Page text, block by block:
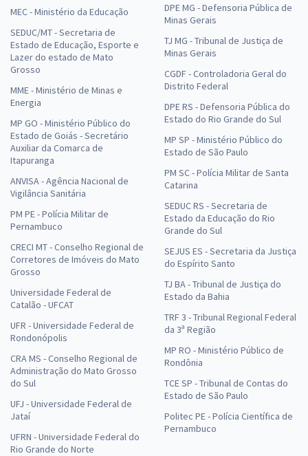
MEC - Ministério da Educação
SEDUC/MT - Secretaria de
Estado de Educação, Esporte e
Lazer do estado de Mato
Grosso
MME - Ministério de Minas e
Energia
MP GO - Ministério Público do
Estado de Goiás - Secretário
Auxiliar da Comarca de
Itapuranga
ANVISA - Agência Nacional de
Vigilância Sanitária
PM PE - Polícia Militar de
Pernambuco
CRECI MT - Conselho Regional de
Corretores de Imóveis do Mato
Grosso
Universidade Federal de
Catalão - UFCAT
UFR - Universidade Federal de
Rondonópolis
CRA MS - Conselho Regional de
Administração do Mato Grosso
do Sul
UFJ - Universidade Federal de
Jataí
UFRN - Universidade Federal do
Rio Grande do Norte
DPE MG - Defensoria Pública de
Minas Gerais
TJ MG - Tribunal de Justiça de
Minas Gerais
CGDF - Controladoria Geral do
Distrito Federal
DPE RS - Defensoria Pública do
Estado do Rio Grande do Sul
MP SP - Ministério Público do
Estado de São Paulo
PM SC - Polícia Militar de Santa
Catarina
SEDUC RS - Secretaria de
Estado da Educação do Rio
Grande do Sul
SEJUS ES - Secretaria da Justiça
do Espírito Santo
TJ BA - Tribunal de Justiça do
Estado da Bahia
TRF 3 - Tribunal Regional Federal
da 3ª Região
MP RO - Ministério Público de
Rondônia
TCE SP - Tribunal de Contas do
Estado de São Paulo
Politec PE - Polícia Científica de
Pernambuco